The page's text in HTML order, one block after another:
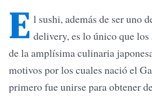
E l sushi, además de ser uno
delivery, es lo único que
de la amplísima culinaria
motivos por los cuales nació el
primero fue unirse para obtener